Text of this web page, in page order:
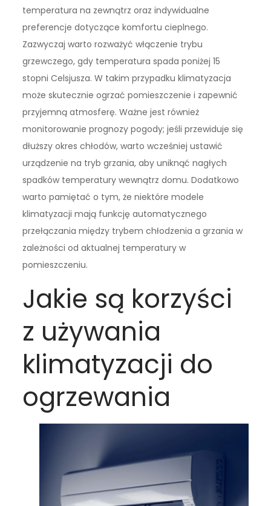
temperatura na zewnątrz oraz indywidualne
preferencje dotyczące komfortu cieplnego.
Zazwyczaj warto rozważyć włączenie trybu
grzewczego, gdy temperatura spada poniżej 15
stopni Celsjusza. W takim przypadku klimatyzacja
może skutecznie ogrzać pomieszczenie i zapewnić
przyjemną atmosferę. Ważne jest również
monitorowanie prognozy pogody; jeśli przewiduje się
dłuższy okres chłodów, warto wcześniej ustawić
urządzenie na tryb grzania, aby uniknąć nagłych
spadków temperatury wewnątrz domu. Dodatkowo
warto pamiętać o tym, że niektóre modele
klimatyzacji mają funkcję automatycznego
przełączania między trybem chłodzenia a grzania w
zależności od aktualnej temperatury w
pomieszczeniu.
Jakie są korzyści
z używania
klimatyzacji do
ogrzewania